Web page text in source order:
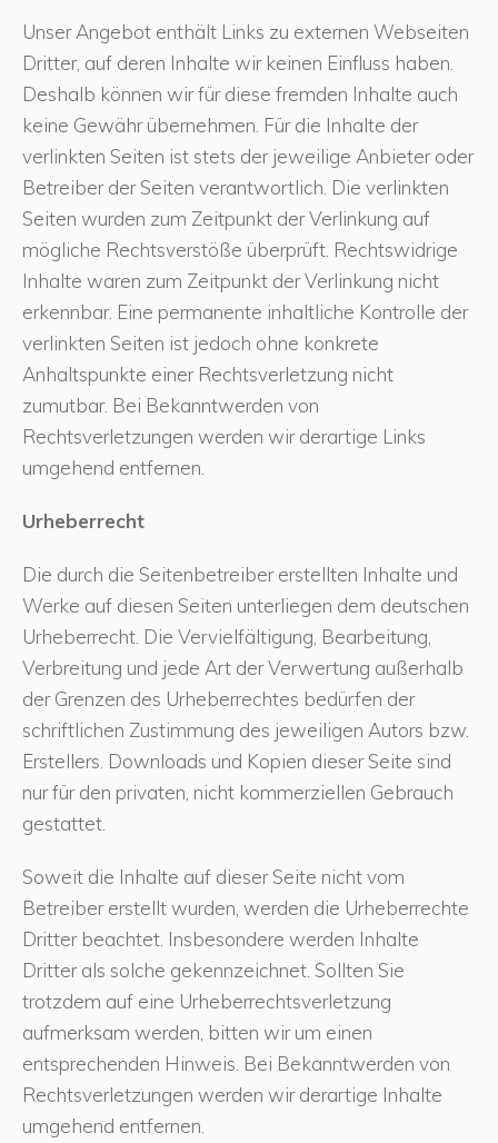
Unser Angebot enthält Links zu externen Webseiten
Dritter, auf deren Inhalte wir keinen Einfluss haben.
Deshalb können wir für diese fremden Inhalte auch
keine Gewähr übernehmen. Für die Inhalte der
verlinkten Seiten ist stets der jeweilige Anbieter oder
Betreiber der Seiten verantwortlich. Die verlinkten
Seiten wurden zum Zeitpunkt der Verlinkung auf
mögliche Rechtsverstöße überprüft. Rechtswidrige
Inhalte waren zum Zeitpunkt der Verlinkung nicht
erkennbar. Eine permanente inhaltliche Kontrolle der
verlinkten Seiten ist jedoch ohne konkrete
Anhaltspunkte einer Rechtsverletzung nicht
zumutbar. Bei Bekanntwerden von
Rechtsverletzungen werden wir derartige Links
umgehend entfernen.
Urheberrecht
Die durch die Seitenbetreiber erstellten Inhalte und
Werke auf diesen Seiten unterliegen dem deutschen
Urheberrecht. Die Vervielfältigung, Bearbeitung,
Verbreitung und jede Art der Verwertung außerhalb
der Grenzen des Urheberrechtes bedürfen der
schriftlichen Zustimmung des jeweiligen Autors bzw.
Erstellers. Downloads und Kopien dieser Seite sind
nur für den privaten, nicht kommerziellen Gebrauch
gestattet.
Soweit die Inhalte auf dieser Seite nicht vom
Betreiber erstellt wurden, werden die Urheberrechte
Dritter beachtet. Insbesondere werden Inhalte
Dritter als solche gekennzeichnet. Sollten Sie
trotzdem auf eine Urheberrechtsverletzung
aufmerksam werden, bitten wir um einen
entsprechenden Hinweis. Bei Bekanntwerden von
Rechtsverletzungen werden wir derartige Inhalte
umgehend entfernen.